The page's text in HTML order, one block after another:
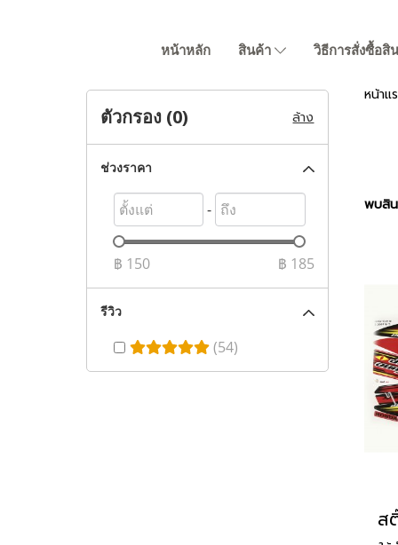
หน้าหลัก สินค้า วิธีการสั่งซื้อสิ
หน้าแ
พบสิ
ตัวกรอง (0) ล้าง
ช่วงราคา
-
฿ 150 ฿ 185
รีวิว
(54)